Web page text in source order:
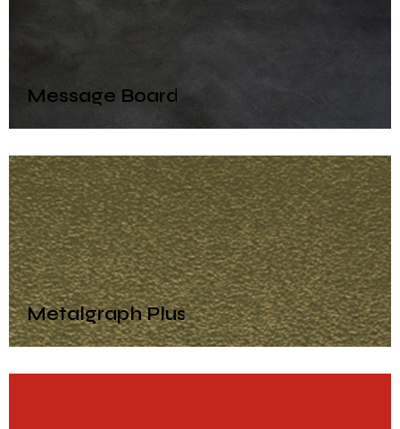
Message Board
Metalgraph Plus